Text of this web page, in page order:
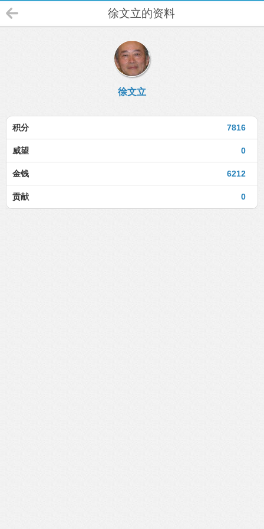
徐文立的资料
徐文立
7816
积分
0
威望
6212
金钱
0
贡献